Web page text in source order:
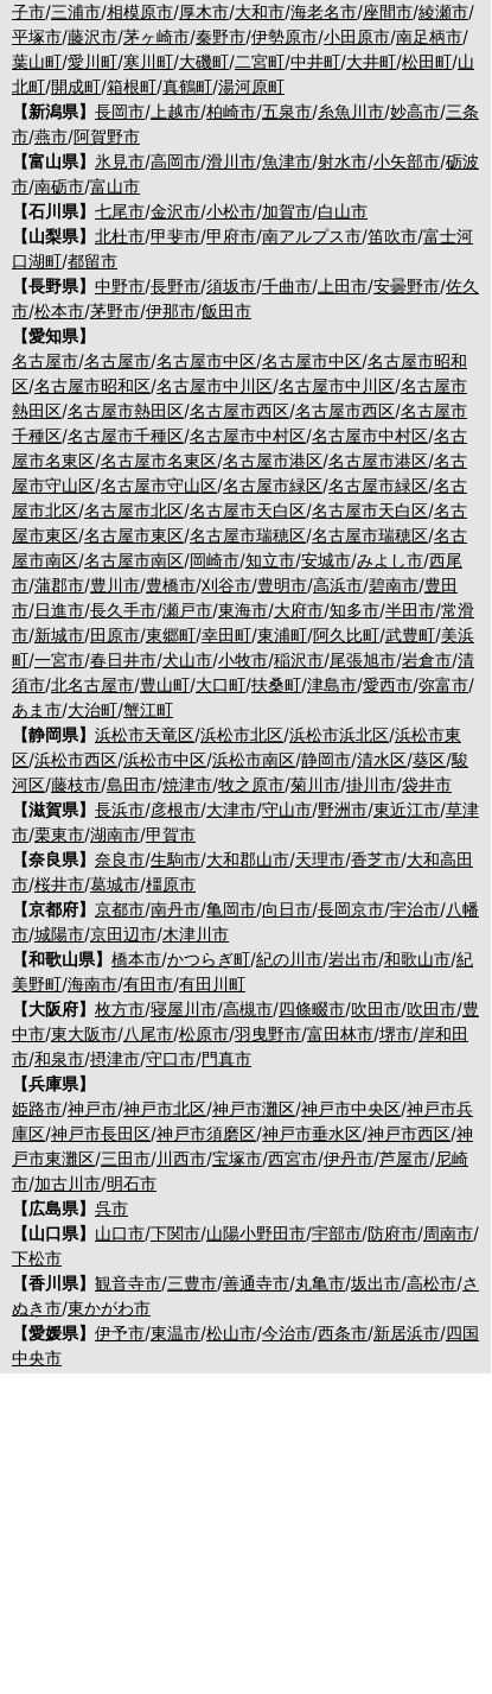
子市/三浦市/相模原市/厚木市/大和市/海老名市/座間市/綾瀬市/
平塚市/藤沢市/茅ヶ崎市/秦野市/伊勢原市/小田原市/南足柄市/
葉山町/愛川町/寒川町/大磯町/二宮町/中井町/大井町/松田町/山
北町/開成町/箱根町/真鶴町/湯河原町
【新潟県】 長岡市/上越市/柏崎市/五泉市/糸魚川市/妙高市/三条
市/燕市/阿賀野市
【富山県】 氷見市/高岡市/滑川市/魚津市/射水市/小矢部市/砺波
市/南砺市/富山市
【石川県】 七尾市/金沢市/小松市/加賀市/白山市
【山梨県】 北杜市/甲斐市/甲府市/南アルプス市/笛吹市/富士河
口湖町/都留市
【長野県】 中野市/長野市/須坂市/千曲市/上田市/安曇野市/佐久
市/松本市/茅野市/伊那市/飯田市
【愛知県】
名古屋市/名古屋市/名古屋市中区/名古屋市中区/名古屋市昭和
区/名古屋市昭和区/名古屋市中川区/名古屋市中川区/名古屋市
熱田区/名古屋市熱田区/名古屋市西区/名古屋市西区/名古屋市
千種区/名古屋市千種区/名古屋市中村区/名古屋市中村区/名古
屋市名東区/名古屋市名東区/名古屋市港区/名古屋市港区/名古
屋市守山区/名古屋市守山区/名古屋市緑区/名古屋市緑区/名古
屋市北区/名古屋市北区/名古屋市天白区/名古屋市天白区/名古
屋市東区/名古屋市東区/名古屋市瑞穂区/名古屋市瑞穂区/名古
屋市南区/名古屋市南区/岡崎市/知立市/安城市/みよし市/西尾
市/蒲郡市/豊川市/豊橋市/刈谷市/豊明市/高浜市/碧南市/豊田
市/日進市/長久手市/瀬戸市/東海市/大府市/知多市/半田市/常滑
市/新城市/田原市/東郷町/幸田町/東浦町/阿久比町/武豊町/美浜
町/一宮市/春日井市/犬山市/小牧市/稲沢市/尾張旭市/岩倉市/清
須市/北名古屋市/豊山町/大口町/扶桑町/津島市/愛西市/弥富市/
あま市/大治町/蟹江町
【静岡県】 浜松市天竜区/浜松市北区/浜松市浜北区/浜松市東
区/浜松市西区/浜松市中区/浜松市南区/静岡市/清水区/葵区/駿
河区/藤枝市/島田市/焼津市/牧之原市/菊川市/掛川市/袋井市
【滋賀県】 長浜市/彦根市/大津市/守山市/野洲市/東近江市/草津
市/栗東市/湖南市/甲賀市
【奈良県】 奈良市/生駒市/大和郡山市/天理市/香芝市/大和高田
市/桜井市/葛城市/橿原市
【京都府】 京都市/南丹市/亀岡市/向日市/長岡京市/宇治市/八幡
市/城陽市/京田辺市/木津川市
【和歌山県】 橋本市/かつらぎ町/紀の川市/岩出市/和歌山市/紀
美野町/海南市/有田市/有田川町
【大阪府】 枚方市/寝屋川市/高槻市/四條畷市/吹田市/吹田市/豊
中市/東大阪市/八尾市/松原市/羽曳野市/富田林市/堺市/岸和田
市/和泉市/摂津市/守口市/門真市
【兵庫県】
姫路市/神戸市/神戸市北区/神戸市灘区/神戸市中央区/神戸市兵
庫区/神戸市長田区/神戸市須磨区/神戸市垂水区/神戸市西区/神
戸市東灘区/三田市/川西市/宝塚市/西宮市/伊丹市/芦屋市/尼崎
市/加古川市/明石市
【広島県】 呉市
【山口県】 山口市/下関市/山陽小野田市/宇部市/防府市/周南市/
下松市
【香川県】 観音寺市/三豊市/善通寺市/丸亀市/坂出市/高松市/さ
ぬき市/東かがわ市
【愛媛県】 伊予市/東温市/松山市/今治市/西条市/新居浜市/四国
中央市